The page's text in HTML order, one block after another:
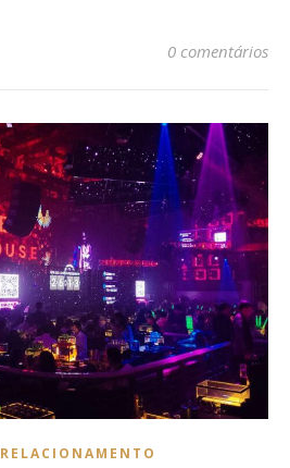
0 comentários
RELACIONAMENTO